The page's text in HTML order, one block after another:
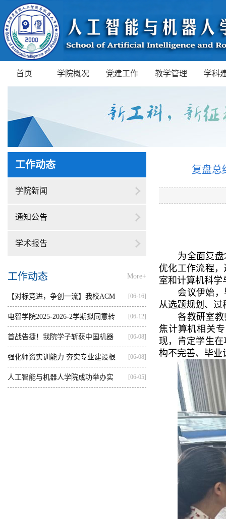
首页 学院概况 党建工作 教学管理 学科
工作动态
学院新闻
通知公告
学术报告
工作动态 More+
【对标竞进，争创一流】我校ACM
集训...
[06-16]
电智学院2025-2026-2学期拟同意转
出...
[06-12]
首战告捷！我院学子斩获中国机器
人...
[06-08]
强化师资实训能力 夯实专业建设根
基...
[06-08]
人工智能与机器人学院成功举办实 [06-05]
复盘总
为全面复
优化工作流程
室和计算机科学
会议伊始
从选题规划、过
各教研室
焦计算机相关
现，肯定学生
构不完善、毕业